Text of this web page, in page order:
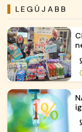
LEGÚJABB